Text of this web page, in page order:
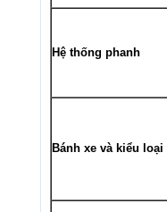
Hệ thống phanh
Bánh xe và kiểu loại